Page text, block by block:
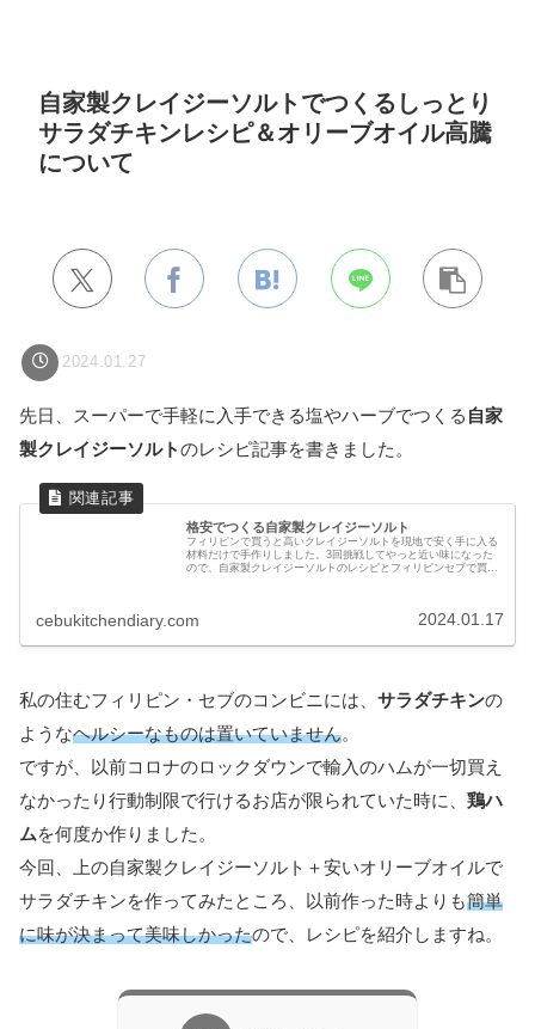
自家製クレイジーソルトでつくるしっとり
サラダチキンレシピ＆オリーブオイル高騰
について
2024.01.27
先日、スーパーで手軽に入手できる塩やハーブでつくる 自家
製クレイジーソルトのレシピ記事を書きました。
格安でつくる自家製クレイジーソルト
フィリピンで買うと高いクレイジーソルトを現地で安く手に入る
材料だけで手作りしました。3回挑戦してやっと近い味になった
ので、自家製クレイジーソルトのレシピとフィリピンセブで買え
cebukitchendiary.com 2024.01.17
私の住むフィリピン・セブのコンビニには、 サラダチキンの
ようなヘルシーなものは置いていません。
ですが、以前コロナのロックダウンで輸入のハムが一切買え
なかったり行動制限で行けるお店が限られていた時に、 鶏ハ
ムを何度か作りました。
今回、上の自家製クレイジーソルト＋安いオリーブオイルで
サラダチキンを作ってみたところ、以前作った時よりも簡単
に味が決まって美味しかったので、レシピを紹介しますね。